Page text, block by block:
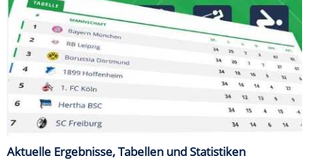
Aktuelle Ergebnisse, Tabellen und Statistiken